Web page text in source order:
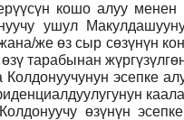
кошо алуу менен
ушул
же өз сыр сөзүнүн
тарабынан
эсепке
өзүнүн